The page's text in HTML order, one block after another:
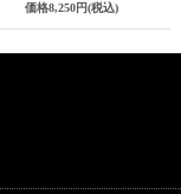
価格8,250円(税込)